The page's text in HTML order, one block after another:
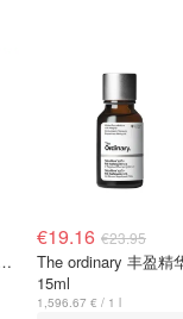
四代复原蜜 50ml
€19.16 €23.95
The ordinary 丰盈精
15ml
1,596.67 € / 1 l